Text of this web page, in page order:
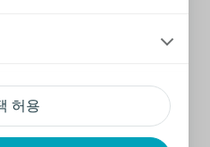
허용
상이나 어두움이 아니라 렌즈
지 않는 화학 물질로부터
스를 착용해야 합니다.
에게도 중요합니다.